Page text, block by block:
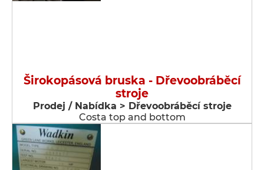
Širokopásová bruska - Dřevoobráběcí
stroje
Prodej / Nabídka > Dřevoobráběcí stroje
Costa top and bottom